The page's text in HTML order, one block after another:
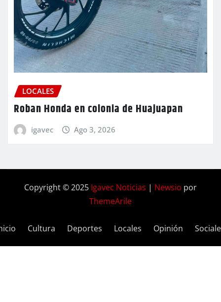
LOCALES
Roban Honda en colonia de Huajuapan
igavec Ago 3, 2026
Copyright © 2025 Igavec Noticias | Newsio por
ThemeArile
Cultura Deportes Locales Opinión